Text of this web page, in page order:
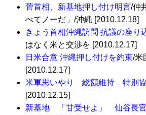
菅首相、新基地押し付け明言/仲
べてノーだ」/沖縄 [2010.12.18]
きょう首相沖縄訪問 抗議の座り
はなく米と交渉を [2010.12.17]
日米合意 沖縄押し付けを約束/米
[2010.12.17]
米軍思いやり 総額維持 特別協
[2010.12.15]
新基地 「甘受せよ」 仙谷長官